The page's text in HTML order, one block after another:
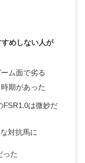
めしない人が
ム面で劣る
期があった
FSR1.0は微妙だ
対抗馬に
った